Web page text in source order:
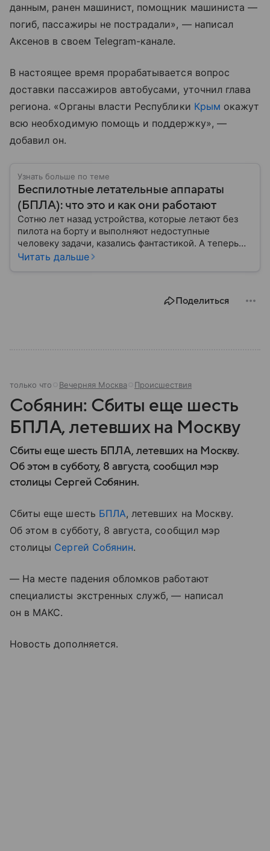
данным, ранен машинист, помощник машиниста —
погиб, пассажиры не пострадали», — написал
Аксенов в своем Telegram-канале.
В настоящее время прорабатывается вопрос
доставки пассажиров автобусами, уточнил глава
региона. «Органы власти Республики Крым окажут
всю необходимую помощь и поддержку», —
добавил он.
Узнать больше по теме
Беспилотные летательные аппараты
(БПЛА): что это и как они работают
Сотню лет назад устройства, которые летают без
пилота на борту и выполняют недоступные
человеку задачи, казались фантастикой. А теперь
они стали реальностью: собрали главное о
Читать дальше
Поделиться
только что Вечерняя Москва Происшествия
Собянин: Сбиты еще шесть
БПЛА, летевших на Москву
Сбиты еще шесть БПЛА, летевших на Москву.
Об этом в субботу, 8 августа, сообщил мэр
столицы Сергей Собянин.
Сбиты еще шесть БПЛА, летевших на Москву.
Об этом в субботу, 8 августа, сообщил мэр
столицы Сергей Собянин.
— На месте падения обломков работают
специалисты экстренных служб, — написал
он в МАКС.
Новость дополняется.